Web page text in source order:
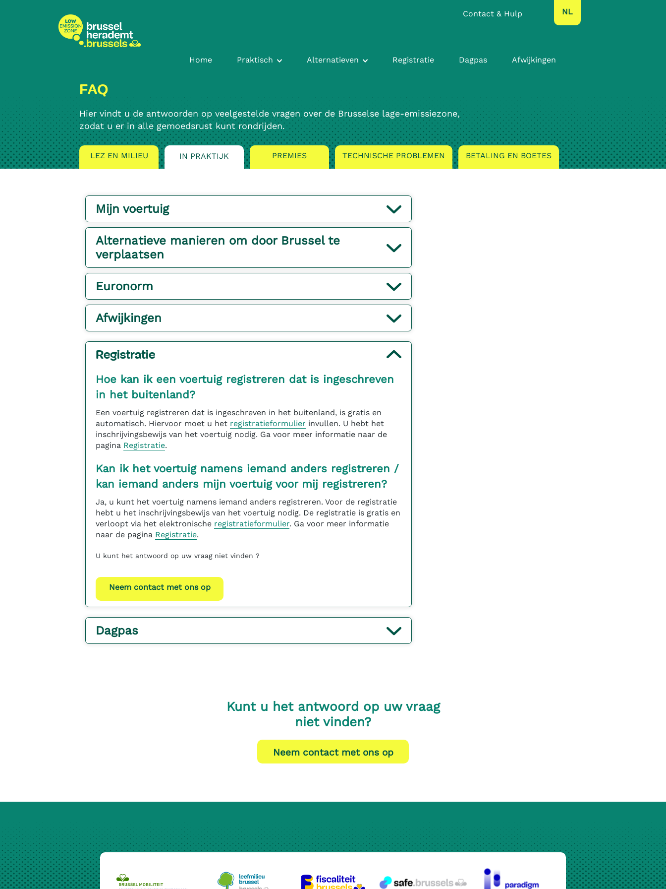
Contact & Hulp NL
Home Praktisch Alternatieven Registratie Dagpas Afwijkingen
FAQ
Hier vindt u de antwoorden op veelgestelde vragen over de Brusselse lage-emissiezone,
zodat u er in alle gemoedsrust kunt rondrijden.
LEZ EN MILIEU IN PRAKTIJK PREMIES TECHNISCHE PROBLEMEN BETALING EN BOETES
Mijn voertuig
Alternatieve manieren om door Brussel te
verplaatsen
Euronorm
Afwijkingen
Registratie
Hoe kan ik een voertuig registreren dat is ingeschreven
in het buitenland?
Een voertuig registreren dat is ingeschreven in het buitenland, is gratis en
automatisch. Hiervoor moet u het registratieformulier invullen. U hebt het
inschrijvingsbewijs van het voertuig nodig. Ga voor meer informatie naar de
pagina Registratie.
Kan ik het voertuig namens iemand anders registreren /
kan iemand anders mijn voertuig voor mij registreren?
Ja, u kunt het voertuig namens iemand anders registreren. Voor de registratie
hebt u het inschrijvingsbewijs van het voertuig nodig. De registratie is gratis en
verloopt via het elektronische registratieformulier. Ga voor meer informatie
naar de pagina Registratie.
U kunt het antwoord op uw vraag niet vinden ?
Neem contact met ons op
Dagpas
Kunt u het antwoord op uw vraag
niet vinden?
Neem contact met ons op